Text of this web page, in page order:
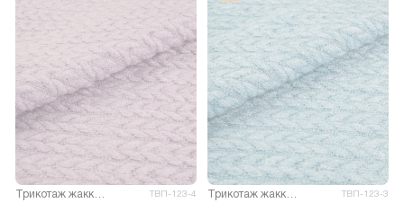
Трикотаж жаккард Голди ТВП-123-4 Трикотаж жаккард Голди ТВП-123-3